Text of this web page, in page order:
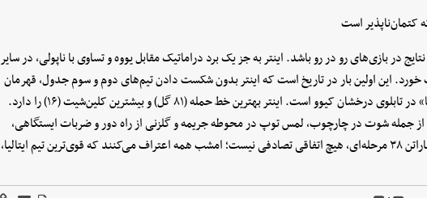
کتمان‌ناپذیر است
در بازی‌های رو در رو باشد. اینتر به جز یک برد دراماتیک مقابل یووه و تساوی با ناپولی، در سایر
خورد. این اولین بار در تاریخ است که اینتر بدون شکست دادن تیم‌های دوم و سوم جدول، قهرمان
می‌شود. اما این یک «نقصِ زیبا» در تابلوی درخشان کیوو است. اینتر بهترین خط حمله (۸۱ گل) و بیشترین کلین‌شیت (۱۶) را دارد.
جمله شوت در چارچوب، لمس توپ در محوطه جریمه و گلزنی از راه دور و ضربات ایستگاهی،
رتبه اول لیگ هستند. در یک ماراتن ۳۸ مرحله‌ای، هیچ اتفاقی تصادفی نیست؛ امشب همه اعتراف می‌کنند که قوی‌ترین تیم ایتالیا،